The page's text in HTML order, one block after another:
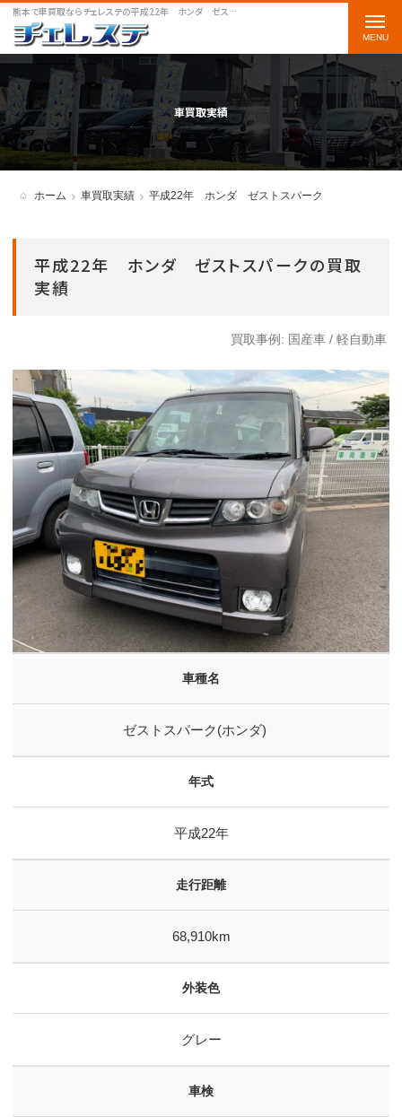
熊本で車買取ならチェレステの平成22年 ホンダ ゼストスパークをご案内します
車買取実績
ホーム 車買取実績 平成22年 ホンダ ゼストスパーク
平成22年 ホンダ ゼストスパークの買取
実績
買取事例: 国産車 / 軽自動車
車種名
ゼストスパーク(ホンダ)
年式
平成22年
走行距離
68,910km
外装色
グレー
車検
t
o
g
g
l
e
a
i
o
n